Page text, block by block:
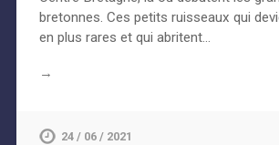
bretonnes. Ces petits ruisseaux qui
en plus rares et qui abritent…
→
24 / 06 / 2021